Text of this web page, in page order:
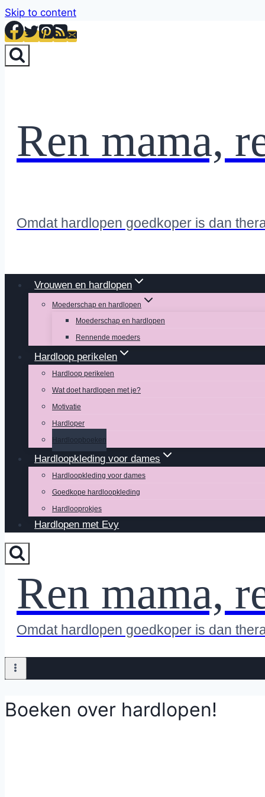
Skip to content
Ren mama,
Omdat hardlopen goedkoper is dan
Vrouwen en hardlopen
Moederschap en hardlopen
Moederschap en hardlopen
Rennende moeders
Hardloop perikelen
Hardloop perikelen
Wat doet hardlopen met je?
Motivatie
Hardloper
Hardloopboeken
Hardloopkleding voor dames
Hardloopkleding voor dames
Goedkope hardloopkleding
Hardlooprokjes
Hardlopen met Evy
Ren mama,
Omdat hardlopen goedkoper is dan
Boeken over hardlopen!